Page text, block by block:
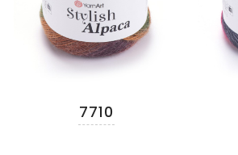
7710